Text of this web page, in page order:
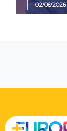
02/08/2026